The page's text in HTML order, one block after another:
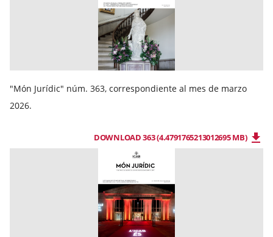
"Món Jurídic" núm. 363, correspondiente al mes de marzo
2026.
DOWNLOAD 363 (4.4791765213012695 MB)